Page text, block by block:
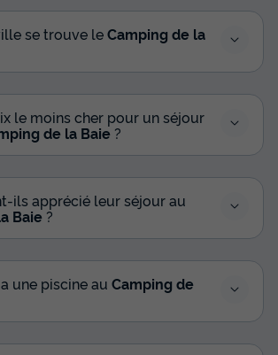
se trouve leCamping de la
le moins cher pour un séjour
de la Baie ?
ils apprécié leur séjour au
Baie ?
une piscine au Camping de